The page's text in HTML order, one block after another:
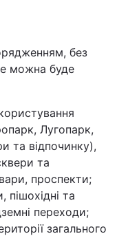
без
можна буде
Лугопарк,
та відпочинку),
та
проспекти;
пішохідні та
переходи;
загального